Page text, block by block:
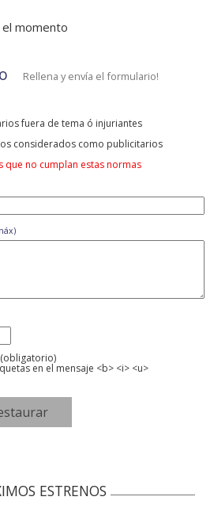
momento
Rellena y envía el formulario!
fuera de tema ó injuriantes
considerados como publicitarios
que no cumplan estas normas
en el mensaje <b> <i> <u>
ESTRENOS